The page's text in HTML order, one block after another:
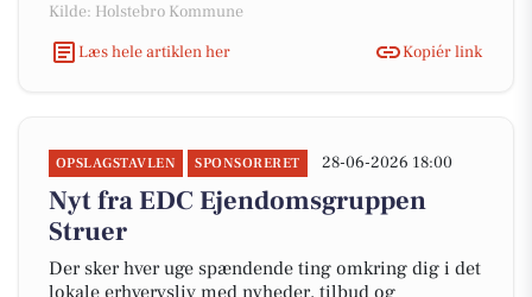
Kilde: Holstebro Kommune
Læs hele artiklen her
Kopiér link
OPSLAGSTAVLEN SPONSORERET 28-06-2026 18:00
Nyt fra EDC Ejen­doms­grup­pen
Struer
Der sker hver uge spændende ting omkring dig i det
lokale erhvervsliv med nyheder, tilbud og